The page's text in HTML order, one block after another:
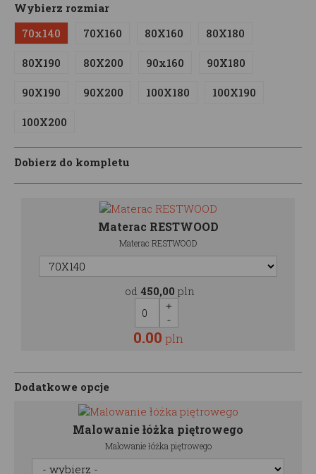
Wybierz rozmiar
70x140
70X160 80X160 80X180
80X190 80X200 90x160 90X180
90X190 90X200 100X180 100X190
100X200
Dobierz do kompletu
Materac RESTWOOD
Materac RESTWOOD
od 450,00 pln
0.00 pln
Dodatkowe opcje
Malowanie łóżka piętrowego
Malowanie łóżka piętrowego